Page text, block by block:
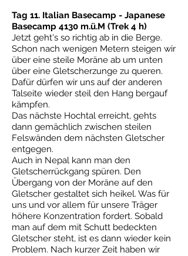
Tag 11. Italian Basecamp - Japanese
Basecamp 4130 m.ü.M (Trek 4 h)
Jetzt geht's so richtig ab in die Berge.
Schon nach wenigen Metern steigen wir
über eine steile Moräne ab um unten
über eine Gletscherzunge zu queren.
Dafür dürfen wir uns auf der anderen
Talseite wieder steil den Hang bergauf
kämpfen.
Das nächste Hochtal erreicht, gehts
dann gemächlich zwischen steilen
Felswänden dem nächsten Gletscher
entgegen.
Auch in Nepal kann man den
Gletscherrückgang spüren. Den
Übergang von der Moräne auf den
Gletscher gestaltet sich heikel. Was für
uns und vor allem für unsere Träger
höhere Konzentration fordert. Sobald
man auf dem mit Schutt bedeckten
Gletscher steht, ist es dann wieder kein
Problem. Nach kurzer Zeit haben wir